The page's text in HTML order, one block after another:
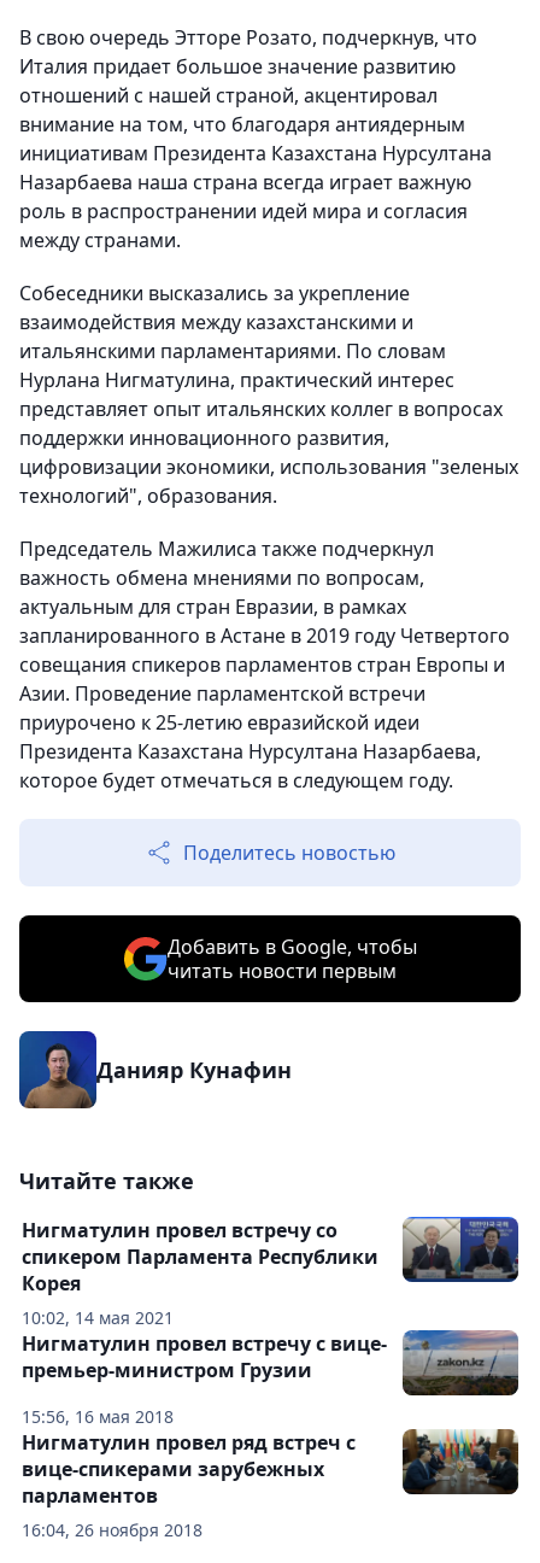
В свою очередь Этторе Розато, подчеркнув, что
Италия придает большое значение развитию
отношений с нашей страной, акцентировал
внимание на том, что благодаря антиядерным
инициативам Президента Казахстана Нурсултана
Назарбаева наша страна всегда играет важную
роль в распространении идей мира и согласия
между странами.
Собеседники высказались за укрепление
взаимодействия между казахстанскими и
итальянскими парламентариями. По словам
Нурлана Нигматулина, практический интерес
представляет опыт итальянских коллег в вопросах
поддержки инновационного развития,
цифровизации экономики, использования "зеленых
технологий", образования.
Председатель Мажилиса также подчеркнул
важность обмена мнениями по вопросам,
актуальным для стран Евразии, в рамках
запланированного в Астане в 2019 году Четвертого
совещания спикеров парламентов стран Европы и
Азии. Проведение парламентской встречи
приурочено к 25-летию евразийской идеи
Президента Казахстана Нурсултана Назарбаева,
которое будет отмечаться в следующем году.
Поделитесь новостью
Добавить в Google, чтобы
читать новости первым
Данияр Кунафин
Читайте также
10:02, 14 мая 2021
Нигматулин провел встречу со
спикером Парламента Республики
Корея
15:56, 16 мая 2018
Нигматулин провел встречу с вице-
премьер-министром Грузии
16:04, 26 ноября 2018
Нигматулин провел ряд встреч с
вице-спикерами зарубежных
парламентов